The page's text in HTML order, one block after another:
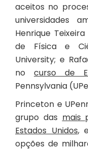
aceitos no
universidades
Henrique
de Física e
University; e
no curso de
Pennsylvania
Princeton e
grupo das mais
Estados Unidos,
opções de